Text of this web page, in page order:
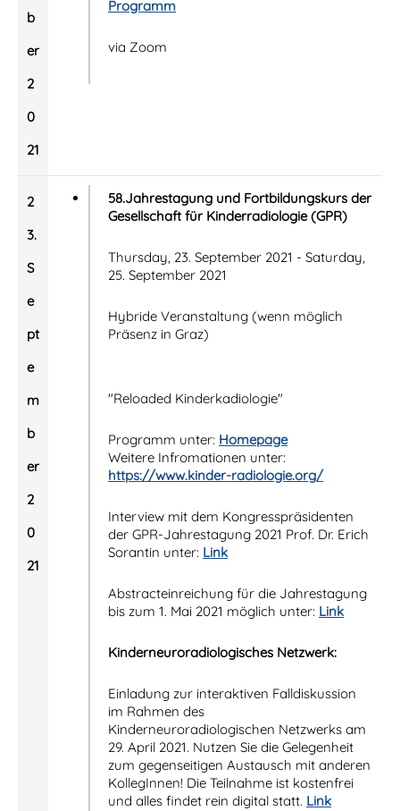
b
er
2
0
21
Programm
via Zoom
2
3.
S
e
pt
e
m
b
er
2
0
21
58.Jahrestagung und Fortbildungskurs der
Gesellschaft für Kinderradiologie (GPR)
Thursday, 23. September 2021 - Saturday,
25. September 2021
Hybride Veranstaltung (wenn möglich
Präsenz in Graz)
"Reloaded Kinderkadiologie"
Programm unter: Homepage
Weitere Infromationen unter:
https://www.kinder-radiologie.org/
Interview mit dem Kongresspräsidenten
der GPR-Jahrestagung 2021 Prof. Dr. Erich
Sorantin unter: Link
Abstracteinreichung für die Jahrestagung
bis zum 1. Mai 2021 möglich unter: Link
Kinderneuroradiologisches Netzwerk:
Einladung zur interaktiven Falldiskussion
im Rahmen des
Kinderneuroradiologischen Netzwerks am
29. April 2021. Nutzen Sie die Gelegenheit
zum gegenseitigen Austausch mit anderen
KollegInnen! Die Teilnahme ist kostenfrei
und alles findet rein digital statt. Link